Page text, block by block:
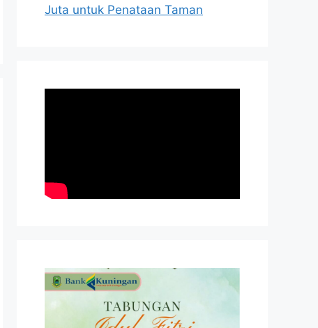
Juta untuk Penataan Taman